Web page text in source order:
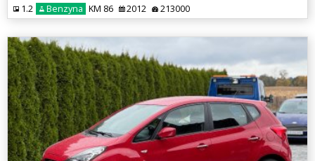
1.2 Benzyna KM 86 2012 213000